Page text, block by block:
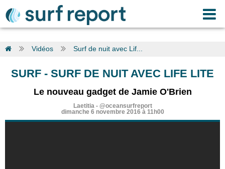
Vidéos Surf de nuit avec Lif...
SURF - SURF DE NUIT AVEC LIFE LITE
Le nouveau gadget de Jamie O'Brien
Laetitia- @oceansurfreport
dimanche 6 novembre 2016 à 11h00